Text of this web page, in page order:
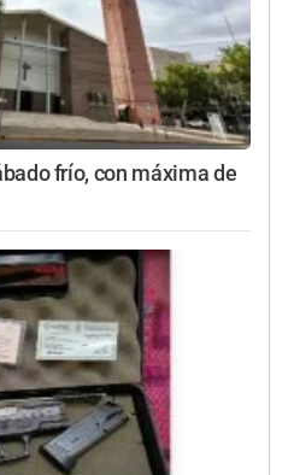
frío, con máxima de